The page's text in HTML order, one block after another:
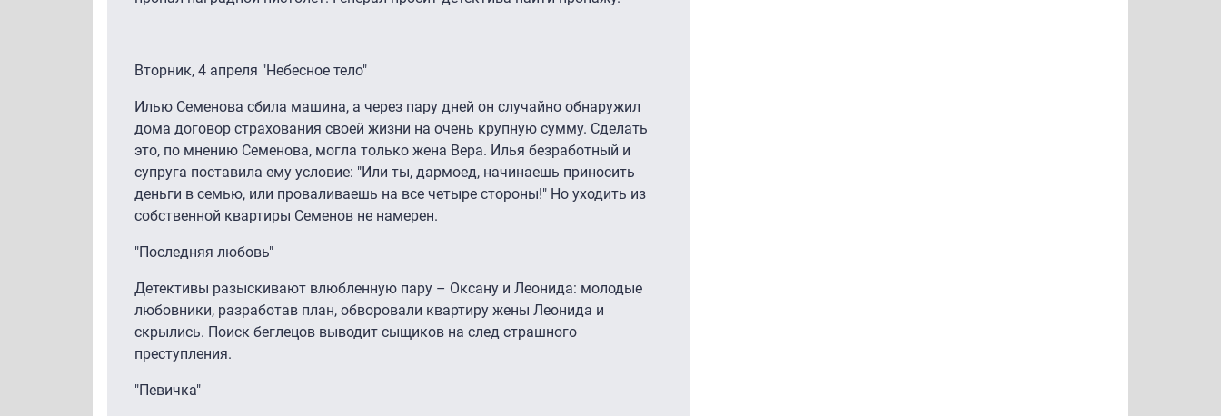
Вторник, 4 апреля "Небесное тело"
Илью Семенова сбила машина, а через пару дней он случайно обнаружил
дома договор страхования своей жизни на очень крупную сумму. Сделать
это, по мнению Семенова, могла только жена Вера. Илья безработный и
супруга поставила ему условие: "Или ты, дармоед, начинаешь приносить
деньги в семью, или проваливаешь на все четыре стороны!" Но уходить из
собственной квартиры Семенов не намерен.
"Последняя любовь"
Детективы разыскивают влюбленную пару – Оксану и Леонида: молодые
любовники, разработав план, обворовали квартиру жены Леонида и
скрылись. Поиск беглецов выводит сыщиков на след страшного
преступления.
"Певичка"